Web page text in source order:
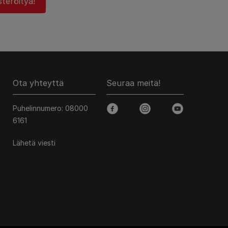
Ota yhteyttä
Puhelinnumero: 08000
6161
Lähetä viesti
Seuraa meitä!
facebookinstagramyoutube